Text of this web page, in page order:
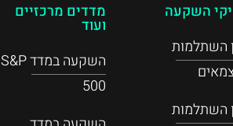
השקעה
השתלמות
השתלמות
מדדים מרכזיים
ועוד
השקעה במדד S&P
500